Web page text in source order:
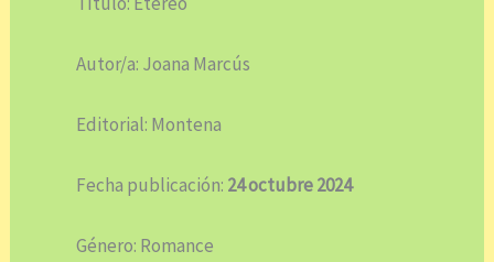
Autor/a: Joana Marcús
Editorial: Montena
Fecha publicación: 24 octubre 2024
Género: Romance